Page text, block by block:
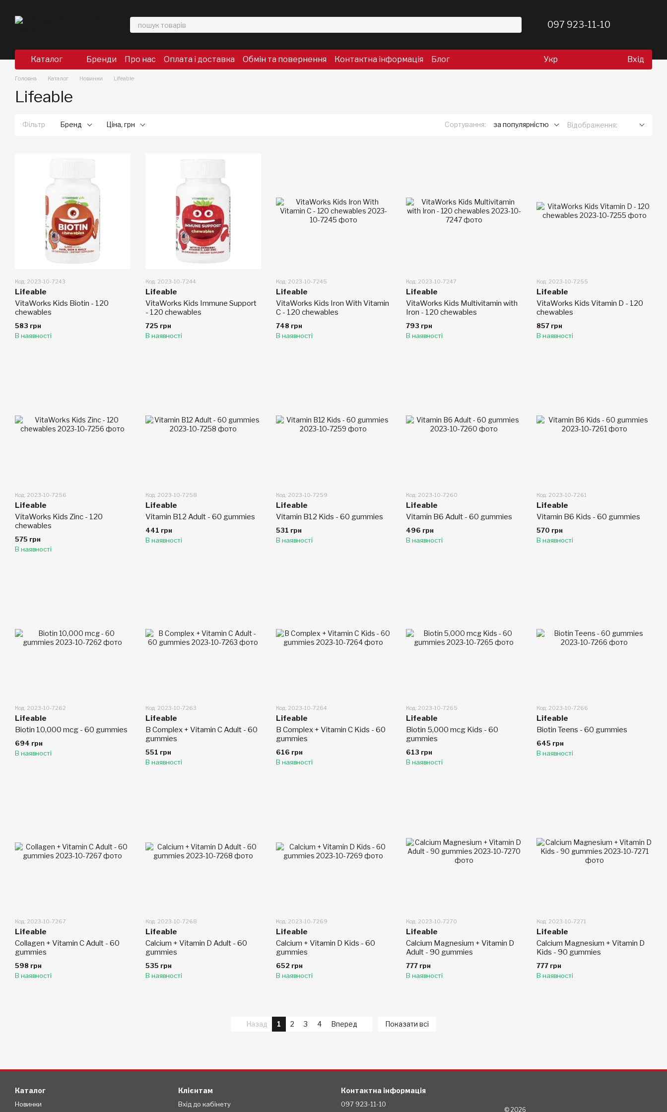
097 923-11-10
Каталог Бренди Про нас Оплата і доставка Обмін та повернення Контактна інформація Блог Укр Вхід
Головна Каталог Новинки Lifeable
Lifeable
Фільтр Бренд Ціна, грн Сортування: за популярністю Відображення:
Код: 2023-10-7243
Lifeable
VitaWorks Kids Biotin - 120
сhewables
583 грн
В наявності
Код: 2023-10-7244
Lifeable
VitaWorks Kids Immune Support
- 120 chewables
725 грн
В наявності
Код: 2023-10-7245
Lifeable
VitaWorks Kids Iron With Vitamin
C - 120 chewables
748 грн
В наявності
Код: 2023-10-7247
Lifeable
VitaWorks Kids Multivitamin with
Iron - 120 chewables
793 грн
В наявності
Код: 2023-10-7255
Lifeable
VitaWorks Kids Vitamin D - 120
chewables
857 грн
В наявності
Код: 2023-10-7256
Lifeable
VitaWorks Kids Zinc - 120
chewables
575 грн
В наявності
Код: 2023-10-7258
Lifeable
Vitamin B12 Adult - 60 gummies
441 грн
В наявності
Код: 2023-10-7259
Lifeable
Vitamin B12 Kids - 60 gummies
531 грн
В наявності
Код: 2023-10-7260
Lifeable
Vitamin B6 Adult - 60 gummies
496 грн
В наявності
Код: 2023-10-7261
Lifeable
Vitamin B6 Kids - 60 gummies
570 грн
В наявності
Код: 2023-10-7262
Lifeable
Biotin 10,000 mcg - 60 gummies
694 грн
В наявності
Код: 2023-10-7263
Lifeable
B Complex + Vitamin C Adult - 60
gummies
551 грн
В наявності
Код: 2023-10-7264
Lifeable
B Complex + Vitamin C Kids - 60
gummies
616 грн
В наявності
Код: 2023-10-7265
Lifeable
Biotin 5,000 mcg Kids - 60
gummies
613 грн
В наявності
Код: 2023-10-7266
Lifeable
Biotin Teens - 60 gummies
645 грн
В наявності
Код: 2023-10-7267
Lifeable
Collagen + Vitamin C Adult - 60
gummies
598 грн
В наявності
Код: 2023-10-7268
Lifeable
Calcium + Vitamin D Adult - 60
gummies
535 грн
В наявності
Код: 2023-10-7269
Lifeable
Calcium + Vitamin D Kids - 60
gummies
652 грн
В наявності
Код: 2023-10-7270
Lifeable
Calcium Magnesium + Vitamin D
Adult - 90 gummies
777 грн
В наявності
Код: 2023-10-7271
Lifeable
Calcium Magnesium + Vitamin D
Kids - 90 gummies
777 грн
В наявності
Назад 1 2 3 4 Вперед Показати всі
Каталог
Новинки
Клієнтам
Вхід до кабінету
Контактна інформація
097 923-11-10
© 2026